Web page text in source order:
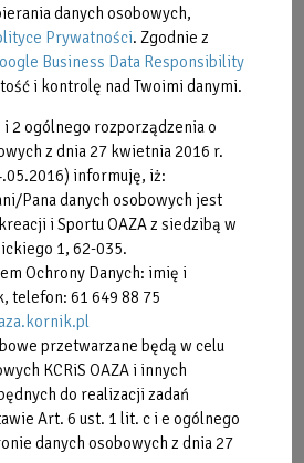
się takie zjawiska fizyczne jak
pole magnetyczne. Oddziałuje
organizm, który reaguje na te
na przykład przyspieszając
stymuluje układ
danych osobowych,
Prywatności. Zgodnie z
Business Data Responsibility
i kontrolę nad Twoimi danymi.
2 ogólnego rozporządzenia o
z dnia 27 kwietnia 2016 r.
informuję, iż:
Pana danych osobowych jest
i Sportu OAZA z siedzibą w
1, 62-035.
Ochrony Danych: imię i
telefon: 61 649 88 75
przetwarzane będą w celu
KCRiS OAZA i innych
do realizacji zadań
Art. 6 ust. 1 lit. c i e ogólnego
danych osobowych z dnia 27